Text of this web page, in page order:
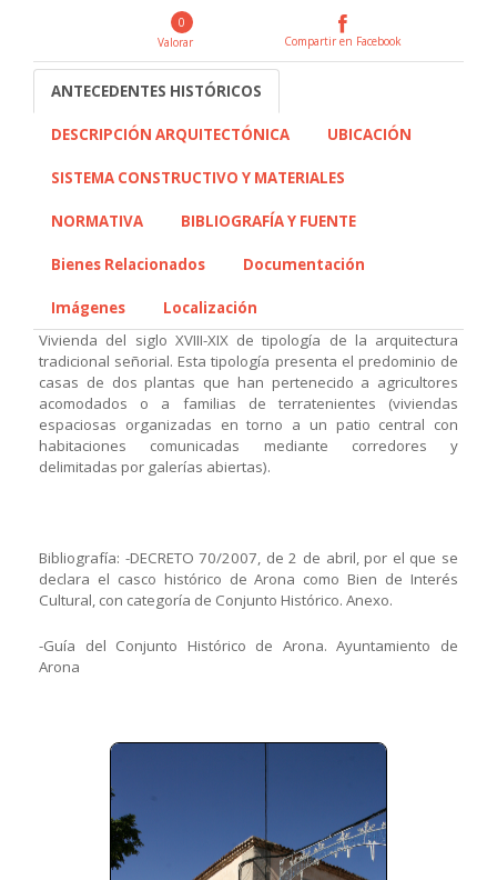
0
Valorar
Compartir en Facebook
ANTECEDENTES HISTÓRICOS
DESCRIPCIÓN ARQUITECTÓNICA UBICACIÓN
SISTEMA CONSTRUCTIVO Y MATERIALES
NORMATIVA BIBLIOGRAFÍA Y FUENTE
Bienes Relacionados Documentación
Imágenes
Localización
Vivienda del siglo XVIII-XIX de tipología de la arquitectura
tradicional señorial. Esta tipología presenta el predominio de
casas de dos plantas que han pertenecido a agricultores
acomodados o a familias de terratenientes (viviendas
espaciosas organizadas en torno a un patio central con
habitaciones comunicadas mediante corredores y
delimitadas por galerías abiertas).
Bibliografía: -DECRETO 70/2007, de 2 de abril, por el que se
declara el casco histórico de Arona como Bien de Interés
Cultural, con categoría de Conjunto Histórico. Anexo.
-Guía del Conjunto Histórico de Arona. Ayuntamiento de
Arona